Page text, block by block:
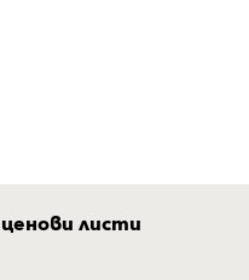
ценови листи